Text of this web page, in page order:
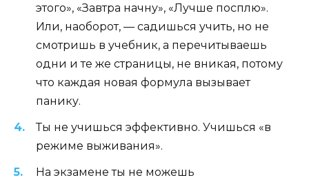
этого», «Завтра начну», «Лучше посплю».
Или, наоборот, — садишься учить, но не
смотришь в учебник, а перечитываешь
одни и те же страницы, не вникая, потому
что каждая новая формула вызывает
панику.
Ты не учишься эффективно. Учишься «в
режиме выживания».
На экзамене ты не можешь